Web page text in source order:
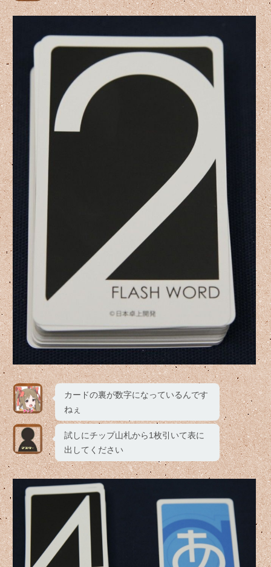
カードの裏が数字になっているんです
ねぇ
試しにチップ山札から1枚引いて表に
出してください